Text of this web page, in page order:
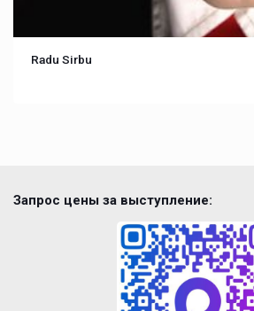
Radu Sirbu
Запрос цены за выступление: